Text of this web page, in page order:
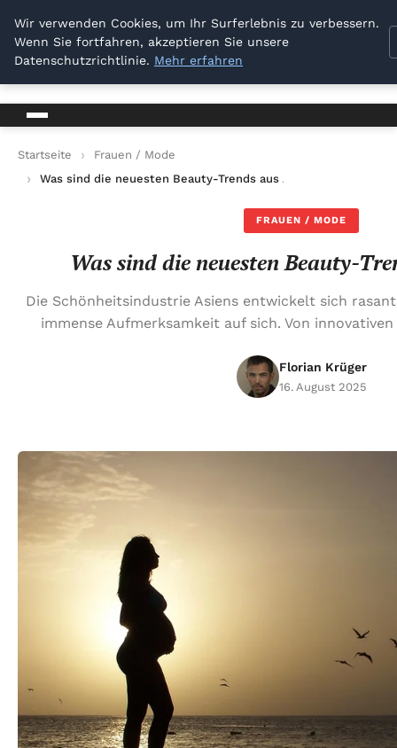
Dresden Sellout
Dresden Sellout
Startseite
Frauen / Mode
Was sind die neuesten Beauty-Trends aus Asien?
FRAUEN / MODE
Was sind die neuesten Beauty-
Die Schönheitsindustrie Asiens entwickelt sich
immense Aufmerksamkeit auf sich. Von
Florian Krüger
16. August 2025
Wir verwenden Cookies, um Ihr Surferlebnis zu verbessern.
Wenn Sie fortfahren, akzeptieren Sie unsere
Datenschutzrichtlinie. Mehr erfahren